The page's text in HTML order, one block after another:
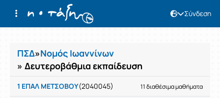
Σύνδεση
Μαθήματα
ΠΣΔ»Νομός Ιωαννίνων
» Δευτεροβάθμια εκπαίδευση
1 ΕΠΑΛ ΜΕΤΣΟΒΟΥ(2040045) 11 διαθέσιμα μαθήματα